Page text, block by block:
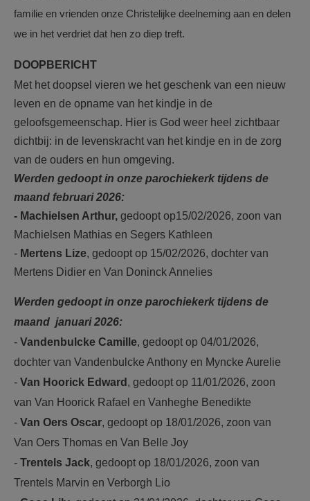
familie en vrienden onze Christelijke deelneming aan en delen
we in het verdriet dat hen zo diep treft.
DOOPBERICHT
Met het doopsel vieren we het geschenk van een nieuw
leven en de opname van het kindje in de
geloofsgemeenschap. Hier is God weer heel zichtbaar
dichtbij: in de levenskracht van het kindje en in de zorg
van de ouders en hun omgeving.
Werden gedoopt in onze parochiekerk tijdens de
maand februari 2026:
- Machielsen Arthur, gedoopt op15/02/2026, zoon van
Machielsen Mathias en Segers Kathleen
- Mertens Lize, gedoopt op 15/02/2026, dochter van
Mertens Didier en Van Doninck Annelies
Werden gedoopt in onze parochiekerk tijdens de
maand januari 2026:
- Vandenbulcke Camille, gedoopt op 04/01/2026,
dochter van Vandenbulcke Anthony en Myncke Aurelie
- Van Hoorick Edward , gedoopt op 11/01/2026, zoon
van Van Hoorick Rafael en Vanheghe Benedikte
- Van Oers Oscar, gedoopt op 18/01/2026, zoon van
Van Oers Thomas en Van Belle Joy
- Trentels Jack, gedoopt op 18/01/2026, zoon van
Trentels Marvin en Verborgh Lio